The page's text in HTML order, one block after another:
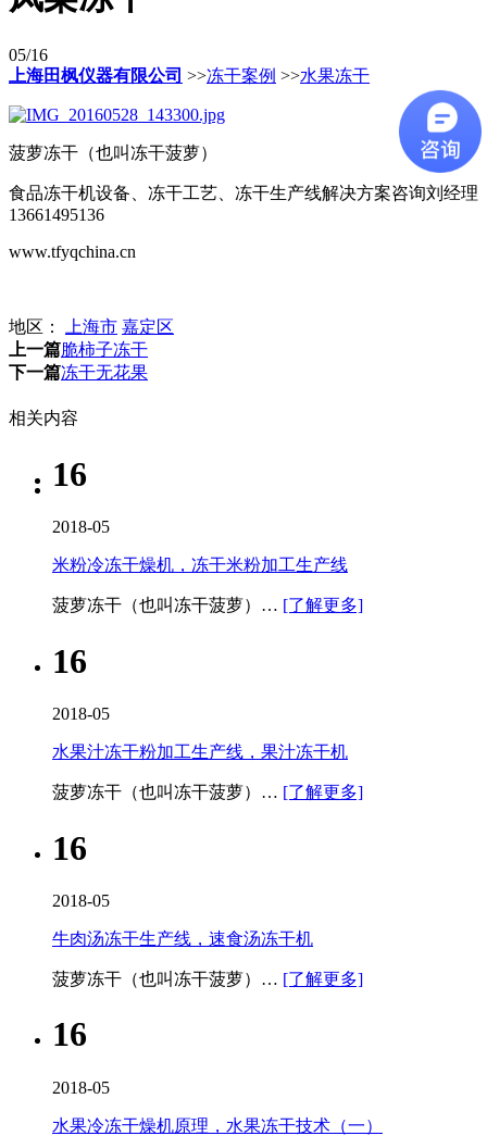
05/16
上海田枫仪器有限公司 >>冻干案例 >>水果冻干
菠萝冻干（也叫冻干菠萝）
食品冻干机设备、冻干工艺、冻干生产线解决方案咨询刘经理
13661495136
www.tfyqchina.cn
地区： 上海市 嘉定区
上一篇脆柿子冻干
下一篇冻干无花果
相关内容
16
2018-05
米粉冷冻干燥机，冻干米粉加工生产线
菠萝冻干（也叫冻干菠萝）… [了解更多]
16
2018-05
水果汁冻干粉加工生产线，果汁冻干机
菠萝冻干（也叫冻干菠萝）… [了解更多]
16
2018-05
牛肉汤冻干生产线，速食汤冻干机
菠萝冻干（也叫冻干菠萝）… [了解更多]
16
2018-05
水果冷冻干燥机原理，水果冻干技术（一）